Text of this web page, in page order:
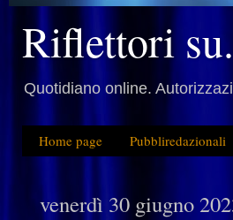
Riflettori
Quotidiano online.
Home page Pubbliredazionali
venerdì 30 giugno